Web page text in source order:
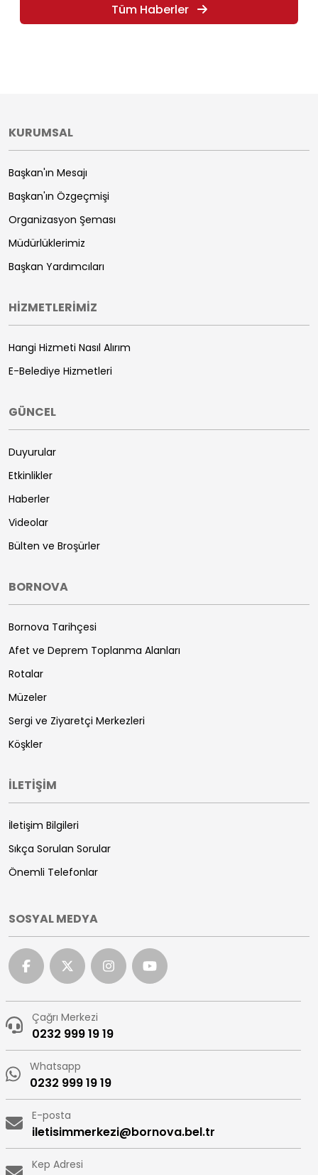
Tüm Haberler
KURUMSAL
Başkan'ın Mesajı
Başkan'ın Özgeçmişi
Organizasyon Şeması
Müdürlüklerimiz
Başkan Yardımcıları
HİZMETLERİMİZ
Hangi Hizmeti Nasıl Alırım
E-Belediye Hizmetleri
GÜNCEL
Duyurular
Etkinlikler
Haberler
Videolar
Bülten ve Broşürler
BORNOVA
Bornova Tarihçesi
Afet ve Deprem Toplanma Alanları
Rotalar
Müzeler
Sergi ve Ziyaretçi Merkezleri
Köşkler
İLETİŞİM
İletişim Bilgileri
Sıkça Sorulan Sorular
Önemli Telefonlar
SOSYAL MEDYA
Çağrı Merkezi
0232 999 19 19
Whatsapp
0232 999 19 19
E-posta
iletisimmerkezi@bornova.bel.tr
Kep Adresi